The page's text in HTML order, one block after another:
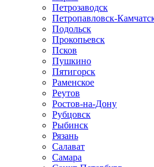
Петрозаводск
Петропавловск-
Подольск
Прокопьевск
Псков
Пушкино
Пятигорск
Раменское
Реутов
Ростов-на-Дону
Рубцовск
Рыбинск
Рязань
Салават
Самара